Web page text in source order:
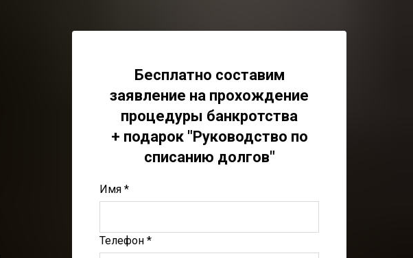
Бесплатно составим
заявление на прохождение
процедуры банкротства
+ подарок "Руководство по
списанию долгов"
Имя *
Телефон *